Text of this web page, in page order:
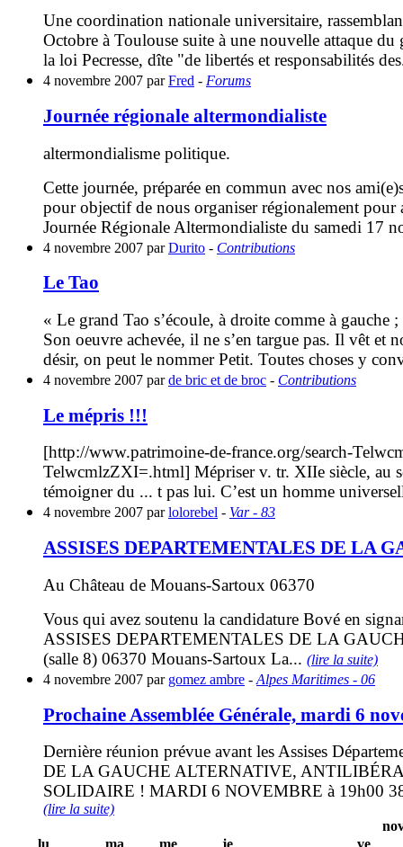
Une coordination nationale universitaire,
Octobre à Toulouse suite à une nouvelle attaque
la loi Pecresse, dîte "de libertés et responsabilités
4 novembre 2007 parFred - Forums
Journée régionale altermondialiste
altermondialisme politique.
Cette journée, préparée en commun avec nos
pour objectif de nous organiser régionalement
Journée Régionale Altermondialiste du samedi 17
4 novembre 2007 parDurito - Contributions
Le Tao
« Le grand Tao s’écoule, à droite comme à
Son oeuvre achevée, il ne s’en targue pas. Il vêt et
désir, on peut le nommer Petit. Toutes choses y
4 novembre 2007 parde bric et de broc - Contributions
Le mépris !!!
[http://www.patrimoine-de-france.org/search-
TelwcmlzZXI=.html] Mépriser v. tr. XIIe siècle, au
témoigner du ... t pas lui. C’est un homme
4 novembre 2007 parlolorebel - Var - 83
ASSISES DEPARTEMENTALES DE LA
Au Château de Mouans-Sartoux 06370
Vous qui avez soutenu la candidature Bové en
ASSISES DEPARTEMENTALES DE LA
(salle 8) 06370 Mouans-Sartoux La... (lire la suite)
4 novembre 2007 par gomez ambre - Alpes Maritimes - 06
Prochaine Assemblée Générale, mardi 6
Dernière réunion prévue avant les Assises
DE LA GAUCHE ALTERNATIVE,
SOLIDAIRE ! MARDI 6 NOVEMBRE à 19h00
(lire la suite)